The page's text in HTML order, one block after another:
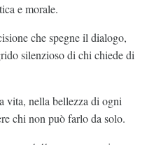
e morale.
che spegne il dialogo,
silenzioso di chi chiede di
vita, nella bellezza di ogni
chi non può farlo da solo.